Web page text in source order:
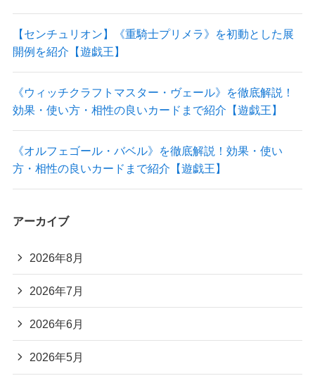
【センチュリオン】《重騎士プリメラ》を初動とした展
開例を紹介【遊戯王】
《ウィッチクラフトマスター・ヴェール》を徹底解説！
効果・使い方・相性の良いカードまで紹介【遊戯王】
《オルフェゴール・バベル》を徹底解説！効果・使い
方・相性の良いカードまで紹介【遊戯王】
アーカイブ
2026年8月
2026年7月
2026年6月
2026年5月